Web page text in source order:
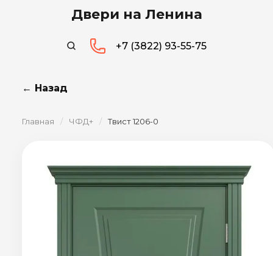
Двери на Ленина
+7 (3822) 93-55-75
← Назад
Главная / ЧФД+ / Твист 1206-0